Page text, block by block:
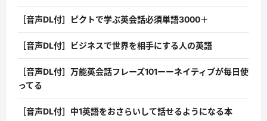
［音声DL付］ピクトで学ぶ英会話必須単語3000＋
［音声DL付］ビジネスで世界を相手にする人の英語
［音声DL付］万能英会話フレーズ101ーーネイティブが毎日使
ってる
［音声DL付］中1英語をおさらいして話せるようになる本